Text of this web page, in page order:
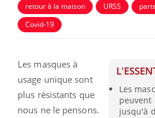
retour à la maison
URSS
Covid-19
Les
peuvent
jusqu'à
Les masques à
usage unique sont
plus résistants que
nous ne le pensons.